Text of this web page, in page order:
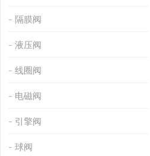
隔膜阀
液压阀
线圈阀
电磁阀
引擎阀
球阀